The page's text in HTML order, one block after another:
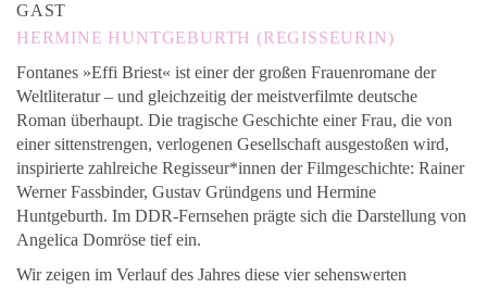
GAST
HERMINE HUNTGEBURTH (REGISSEURIN)
Fontanes »Effi Briest« ist einer der großen Frauenromane der
Weltliteratur – und gleichzeitig der meistverfilmte deutsche
Roman überhaupt. Die tragische Geschichte einer Frau, die von
einer sittenstrengen, verlogenen Gesellschaft ausgestoßen wird,
inspirierte zahlreiche Regisseur*innen der Filmgeschichte: Rainer
Werner Fassbinder, Gustav Gründgens und Hermine
Huntgeburth. Im DDR-Fernsehen prägte sich die Darstellung von
Angelica Domröse tief ein.
Wir zeigen im Verlauf des Jahres diese vier sehenswerten